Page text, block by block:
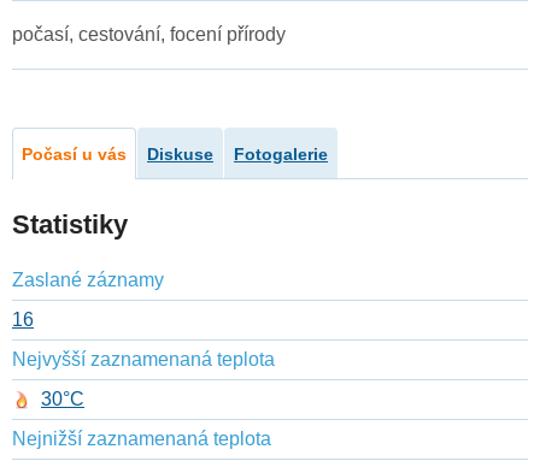
počasí, cestování, focení přírody
Počasí u vás Diskuse Fotogalerie
Statistiky
Zaslané záznamy
16
Nejvyšší zaznamenaná teplota
30°C
Nejnižší zaznamenaná teplota